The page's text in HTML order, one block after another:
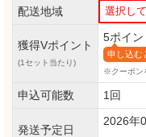
配送地域
獲得Vポイント
(1セット当たり)
5ポイン
申し込む
※クーポン
申込可能数 1回
発送予定日
2026年